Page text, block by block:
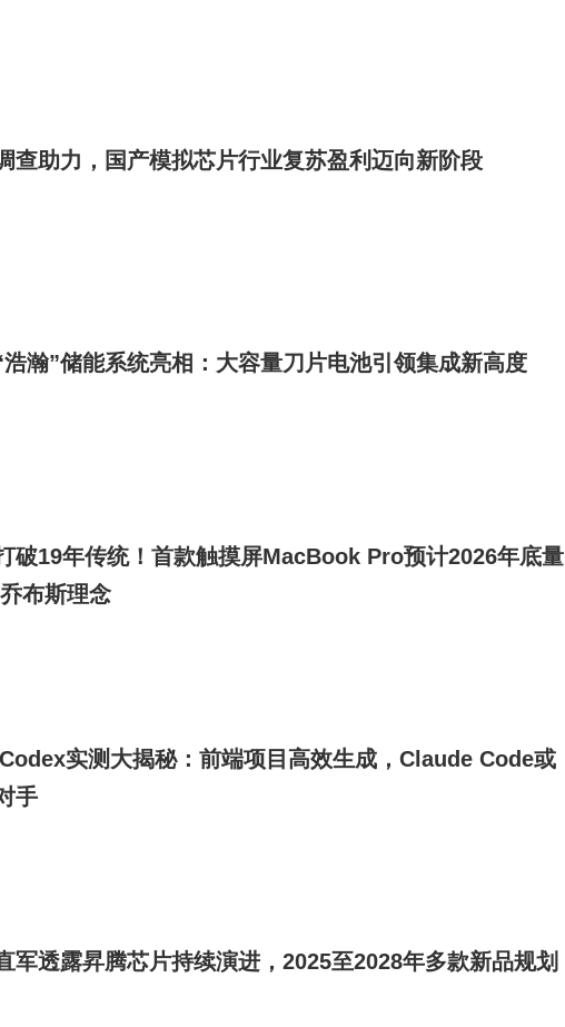
查助力，国产模拟芯片行业复苏盈利迈向新阶段
浩瀚”储能系统亮相：大容量刀片电池引领集成新高度
破19年传统！首款触摸屏MacBook Pro预计2026年底量
布斯理念
实测大揭秘：前端项目高效生成，Claude Code或
手
军透露昇腾芯片持续演进，2025至2028年多款新品规划